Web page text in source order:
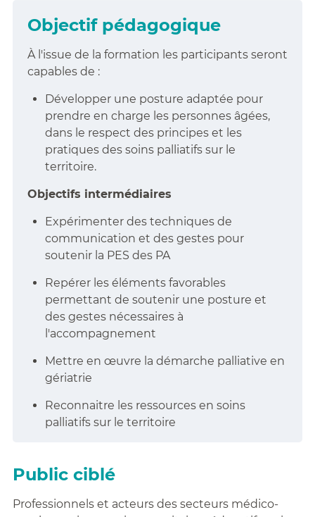
Objectif pédagogique
À l'issue de la formation les participants seront
capables de :
Développer une posture adaptée pour
prendre en charge les personnes âgées,
dans le respect des principes et les
pratiques des soins palliatifs sur le
territoire.
Objectifs intermédiaires
Expérimenter des techniques de
communication et des gestes pour
soutenir la PES des PA
Repérer les éléments favorables
permettant de soutenir une posture et
des gestes nécessaires à
l'accompagnement
Mettre en œuvre la démarche palliative en
gériatrie
Reconnaitre les ressources en soins
palliatifs sur le territoire
Public ciblé
Professionnels et acteurs des secteurs médico-